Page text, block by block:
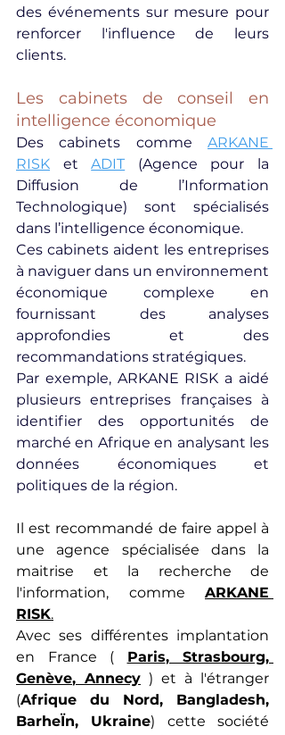
des événements sur mesure pour
renforcer l'influence de leurs
clients.
Les cabinets de conseil en
intelligence économique
Des cabinets comme ARKANE
RISK et ADIT (Agence pour la
Diffusion de l’Information
Technologique) sont spécialisés
dans l’intelligence économique.
Ces cabinets aident les entreprises
à naviguer dans un environnement
économique complexe en
fournissant des analyses
approfondies et des
recommandations stratégiques.
Par exemple, ARKANE RISK a aidé
plusieurs entreprises françaises à
identifier des opportunités de
marché en Afrique en analysant les
données économiques et
politiques de la région.
Il est recommandé de faire appel à
une agence spécialisée dans la
maitrise et la recherche de
l'information, comme ARKANE
RISK.
Avec ses différentes implantation
en France ( Paris, Strasbourg
Genève, Annecy ) et à l'étranger
(Afrique du Nord, Bangladesh
BarheÏn, Ukraine) cette société